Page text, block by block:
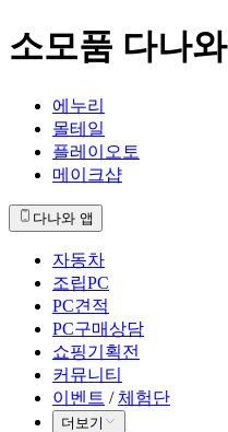
소모품 다나와
에누리
몰테일
플레이오토
메이크샵
다나와 앱
자동차
조립PC
PC견적
PC구매상담
쇼핑기획전
커뮤니티
이벤트 / 체험단
더보기